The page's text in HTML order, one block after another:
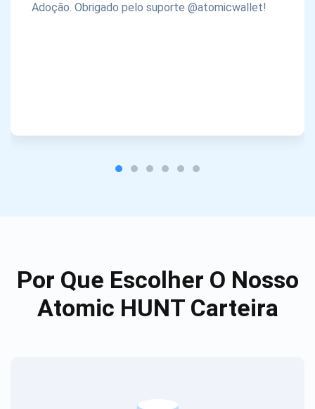
Adoção. Obrigado pelo suporte @atomicwallet!
Por Que Escolher O Nosso
Atomic HUNT Carteira